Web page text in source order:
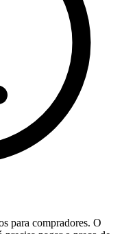
para compradores. O